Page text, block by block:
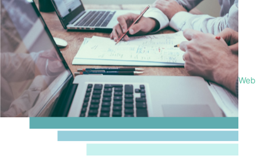
Web